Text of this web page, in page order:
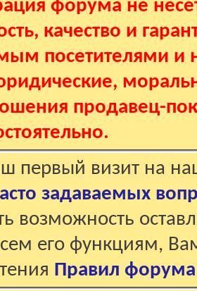
форума не
качество и
посетителями и
продавец-
первый визит на
задаваемых
возможность
его функциям,
Правил форума